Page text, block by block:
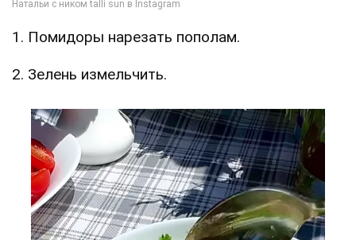
1. Помидоры нарезать пополам.
2. Зелень измельчить.